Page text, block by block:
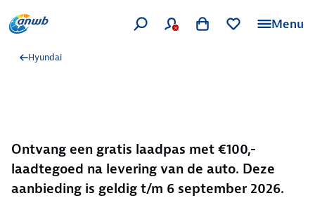
Menu
Hyundai
Ontvang een gratis laadpas met €100,-
laadtegoed na levering van de auto. Deze
aanbieding is geldig t/m 6 september 2026.